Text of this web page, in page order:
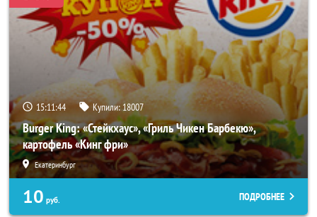
15:11:40 Купили:18007
Burger King: «Стейкхаус», «Гриль Чикен Барбекю»,
картофель «Кинг фри»
Екатеринбург
10 руб. ПОДРОБНЕЕ